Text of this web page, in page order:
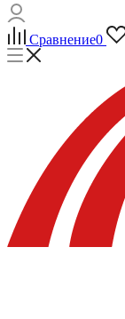
Сравнение0